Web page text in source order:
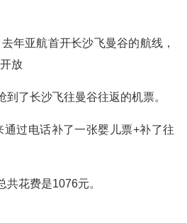
年亚航首开长沙飞曼谷的航线，
放
了长沙飞往曼谷往返的机票。
过电话补了一张婴儿票+补了往
花费是1076元。